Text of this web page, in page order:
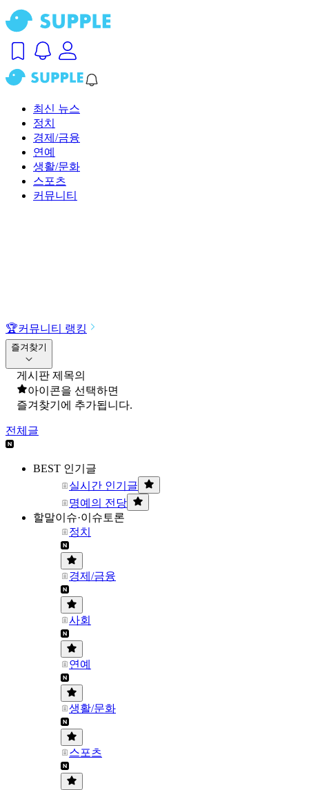
최신 뉴스
정치
경제/금융
연예
생활/문화
스포츠
커뮤니티
🏆커뮤니티 랭킹
즐겨찾기
게시판 제목의
아이콘을 선택하면
즐겨찾기에 추가됩니다.
전체글
BEST 인기글
실시간 인기글
명예의 전당
할말이슈·이슈토론
정치
경제/금융
사회
연예
생활/문화
스포츠